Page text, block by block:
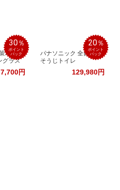
30％
ポイント
バック
♪メガ
グラス
7,700円
20％
ポイント
バック
パナソニック 全自動お
そうじトイレ
129,980円